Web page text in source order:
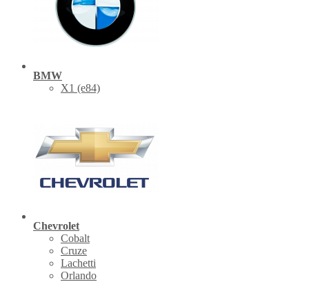
BMW
X1 (е84)
Chevrolet
Cobalt
Cruze
Lachetti
Orlando